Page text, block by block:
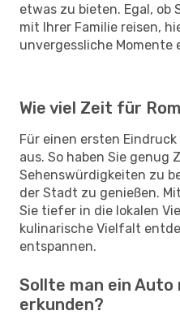
etwas zu bieten. Egal, ob
mit Ihrer Familie reisen,
unvergessliche Momente
Wie viel Zeit für
Für einen ersten
aus. So haben Sie
Sehenswürdigkeiten zu
der Stadt zu genießen.
Sie tiefer in die lokalen
kulinarische Vielfalt
entspannen.
Sollte man ein
erkunden?